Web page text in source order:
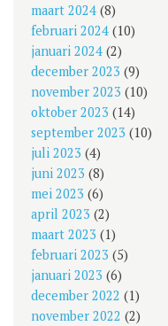
maart 2024 (8)
februari 2024 (10)
januari 2024 (2)
december 2023 (9)
november 2023 (10)
oktober 2023 (14)
september 2023 (10)
juli 2023 (4)
juni 2023 (8)
mei 2023 (6)
april 2023 (2)
maart 2023 (1)
februari 2023 (5)
januari 2023 (6)
december 2022 (1)
november 2022 (2)